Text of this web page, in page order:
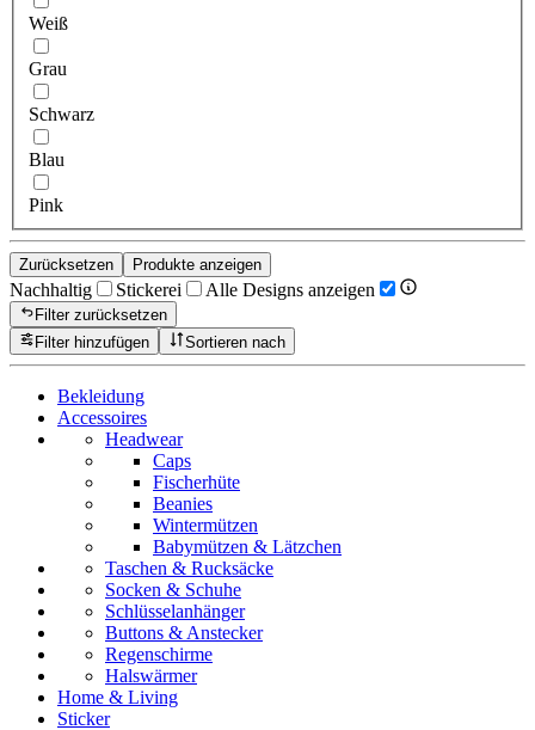
Weiß
Grau
Schwarz
Blau
Pink
Zurücksetzen Produkte anzeigen
Nachhaltig Stickerei Alle Designs anzeigen
Filter zurücksetzen
Filter hinzufügen
Sortieren nach
Bekleidung
Accessoires
Headwear
Caps
Fischerhüte
Beanies
Wintermützen
Babymützen & Lätzchen
Taschen & Rucksäcke
Socken & Schuhe
Schlüsselanhänger
Buttons & Anstecker
Regenschirme
Halswärmer
Home & Living
Sticker